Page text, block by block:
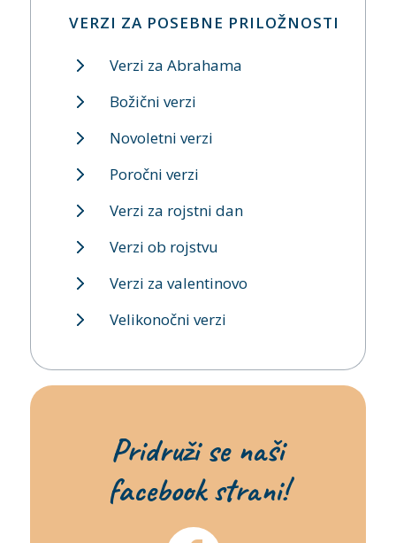
VERZI ZA POSEBNE PRILOŽNOSTI
Verzi za Abrahama
Božični verzi
Novoletni verzi
Poročni verzi
Verzi za rojstni dan
Verzi ob rojstvu
Verzi za valentinovo
Velikonočni verzi
Pridruži se naši
facebook strani!